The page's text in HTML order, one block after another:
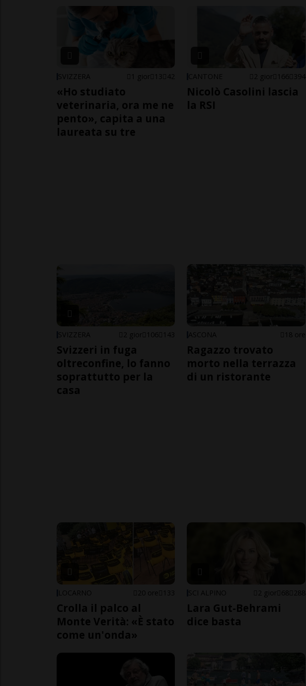
SVIZZERA 1 gior 13 42
«Ho studiato
veterinaria, ora me ne
pento», capita a una
laureata su tre
CANTONE 2 gior 166 394
Nicolò Casolini lascia
la RSI
SVIZZERA 2 gior 106 143
Svizzeri in fuga
oltreconfine, lo fanno
soprattutto per la
casa
ASCONA 18 ore
Ragazzo trovato
morto nella terrazza
di un ristorante
LOCARNO 20 ore 133
Crolla il palco al
Monte Verità: «È stato
come un'onda»
SCI ALPINO 2 gior 68 288
Lara Gut-Behrami
dice basta